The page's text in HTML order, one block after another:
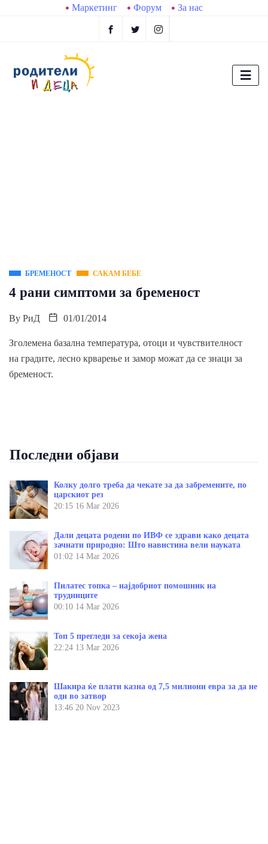
Маркетинг Форум За нас
БРЕМЕНОСТ САКАМ БЕБЕ
4 рани симптоми за бременост
By РиД 01/01/2014
Зголемена базална температура, отоци и чувствителност
на градите, лесно крварење и замор можат да се знаци за
бременост.
Последни објави
Колку долго треба да чекате за да забремените, по
царскиот рез
20:15 16 Mar 2026
Дали децата родени по ИВФ се здрави како децата
зачнати природно: Што навистина вели науката
01:02 14 Mar 2026
Пилатес топка – најдобриот помошник на
трудниците
00:10 14 Mar 2026
Топ 5 прегледи за секоја жена
22:24 13 Mar 2026
Шакира ќе плати казна од 7,5 милиони евра за да не
оди во затвор
13:46 20 Nov 2023